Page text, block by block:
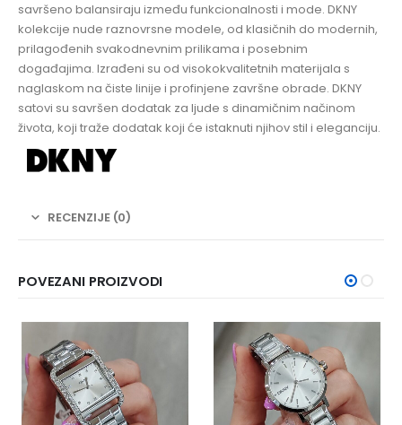
savršeno balansiraju između funkcionalnosti i mode. DKNY
kolekcije nude raznovrsne modele, od klasičnih do modernih,
prilagođenih svakodnevnim prilikama i posebnim
događajima. Izrađeni su od visokokvalitetnih materijala s
naglaskom na čiste linije i profinjene završne obrade. DKNY
satovi su savršen dodatak za ljude s dinamičnim načinom
života, koji traže dodatak koji će istaknuti njihov stil i eleganciju.
RECENZIJE (0)
POVEZANI PROIZVODI